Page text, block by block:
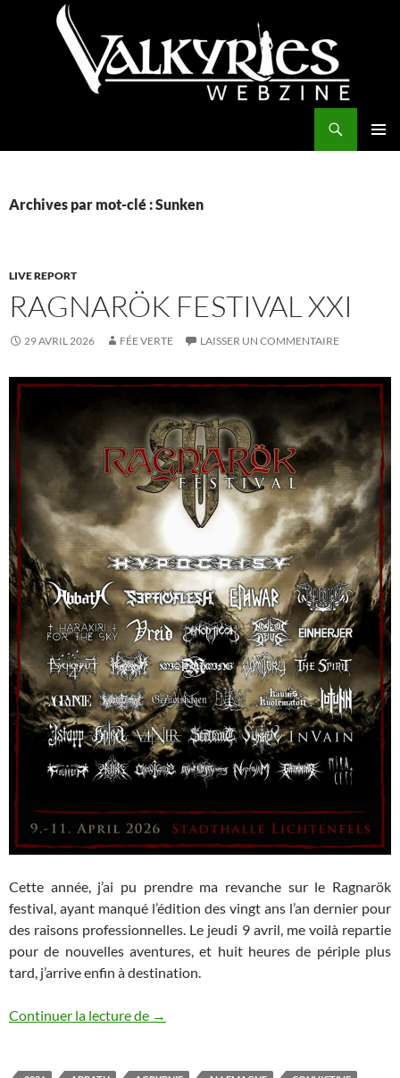
Archives par mot-clé : Sunken
LIVE REPORT
RAGNARÖK FESTIVAL XXI
29 AVRIL 2026 FÉE VERTE LAISSER UN COMMENTAIRE
Cette année, j’ai pu prendre ma revanche sur le Ragnarök
festival, ayant manqué l’édition des vingt ans l’an dernier pour
des raisons professionnelles. Le jeudi 9 avril, me voilà repartie
pour de nouvelles aventures, et huit heures de périple plus
tard, j’arrive enfin à destination.
Continuer la lecture de Ragnarök Festival XXI
→